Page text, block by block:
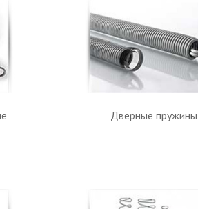
Дверные пружины